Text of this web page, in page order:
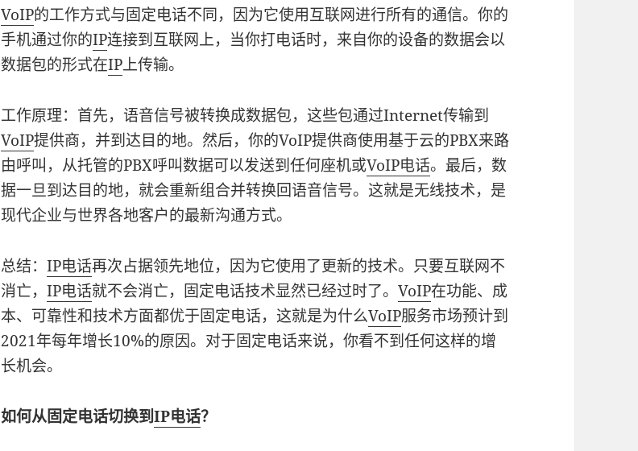
VoIP的工作方式与固定电话不同，因为它使用互联网进行所有的通信。你的
手机通过你的IP连接到互联网上，当你打电话时，来自你的设备的数据会以
数据包的形式在IP上传输。
工作原理：首先，语音信号被转换成数据包，这些包通过Internet传输到
VoIP提供商，并到达目的地。然后，你的VoIP提供商使用基于云的PBX来路
由呼叫，从托管的PBX呼叫数据可以发送到任何座机或VoIP电话。最后，数
据一旦到达目的地，就会重新组合并转换回语音信号。这就是无线技术，是
现代企业与世界各地客户的最新沟通方式。
总结：IP电话再次占据领先地位，因为它使用了更新的技术。只要互联网不
消亡，IP电话就不会消亡，固定电话技术显然已经过时了。VoIP在功能、成
本、可靠性和技术方面都优于固定电话，这就是为什么VoIP服务市场预计到
2021年每年增长10%的原因。对于固定电话来说，你看不到任何这样的增
长机会。
如何从固定电话切换到IP电话？